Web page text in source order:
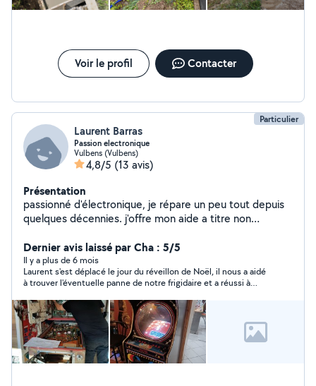
Voir le profil Contacter
Particulier
Laurent Barras
Passion electronique
Vulbens (Vulbens)
4,8/5 (13 avis)
Présentation
passionné d'électronique, je répare un peu tout depuis
quelques décennies. j'offre mon aide a titre non
électroniques. j'apprécie de rencontrer des personnes
convaincues de réparer plutôt que jeter. Je ne suis pas
un service de dépannage mais un voisin qui échange des
services comme un loisir, avec des disponibilités
limitées. Merci d'éviter de me contacter pour smart
phone et gros électroménager.
Dernier avis laissé par Cha : 5/5
Il y a plus de 6 mois
Laurent s'est déplacé le jour du réveillon de Noël, il nous a aidé
à trouver l'éventuelle panne de notre frigidaire et a réussi à
recommande+++! Gentil, serviable et de bons conseils. Merci à
vous.